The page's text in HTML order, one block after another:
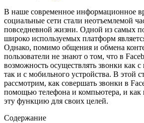
В наше современное информационное
социальные сети стали неотъемлемой
повседневной жизни. Одной из самых
широко используемых платформ
Однако, помимо общения и обмена
пользователи не знают о том, что в
возможность осуществлять звонки как
так и с мобильного устройства. В этой
рассмотрим, как совершать звонки в
помощью телефона и компьютера, и как
эту функцию для своих целей.
Содержание